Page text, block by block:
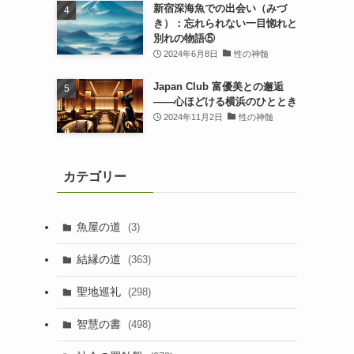
新宿深海魚での出会い（みづ
き）：忘れられない一目惚れと
別れの物語⑤
2024年6月8日 性の神髄
Japan Club 富優美との邂逅
――心ほどける横浜のひととき
2024年11月2日 性の神髄
カテゴリー
魚屋の道 (3)
結縁の道 (363)
聖地巡礼 (298)
智慧の書 (498)